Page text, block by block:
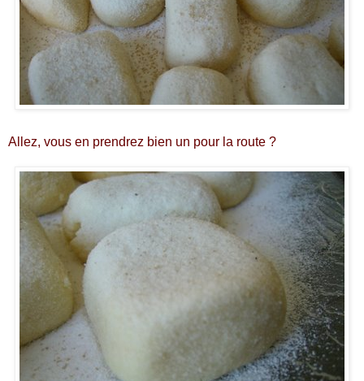
Allez, vous en prendrez bien un pour la route ?